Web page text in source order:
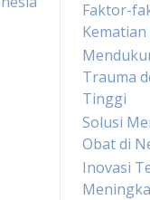
Faktor-
Trauma
Tinggi
Solusi
Obat di
Inovasi